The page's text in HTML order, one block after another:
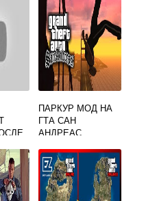
ПАРКУР МОД НА
ГТА САН
АНДРЕАС